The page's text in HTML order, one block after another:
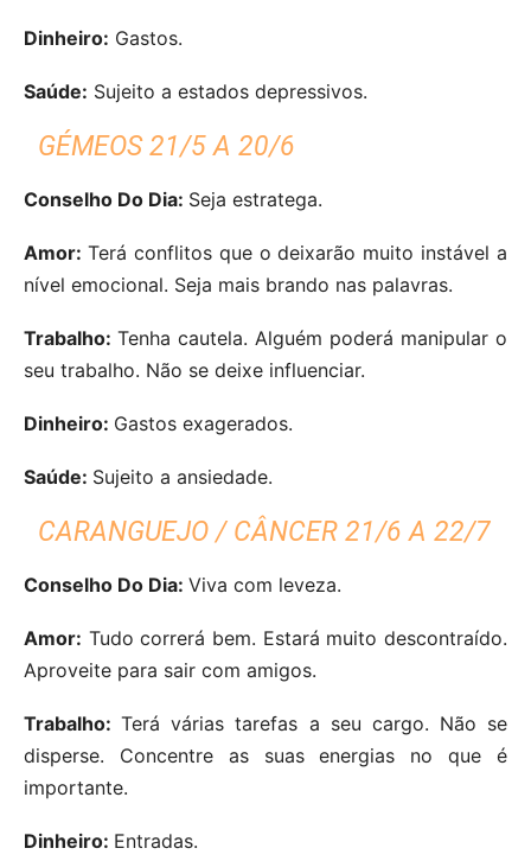
Dinheiro: Gastos.
Saúde: Sujeito a estados depressivos.
GÉMEOS 21/5 A 20/6
Conselho Do Dia: Seja estratega.
Amor: Terá conflitos que o deixarão muito instável a
nível emocional. Seja mais brando nas palavras.
Trabalho: Tenha cautela. Alguém poderá manipular o
seu trabalho. Não se deixe influenciar.
Dinheiro: Gastos exagerados.
Saúde: Sujeito a ansiedade.
CARANGUEJO / CÂNCER 21/6 A 22/7
Conselho Do Dia: Viva com leveza.
Amor: Tudo correrá bem. Estará muito descontraído.
Aproveite para sair com amigos.
Trabalho:Terá várias tarefas a seu cargo. Não se
disperse. Concentre as suas energias no que é
importante.
Dinheiro: Entradas.